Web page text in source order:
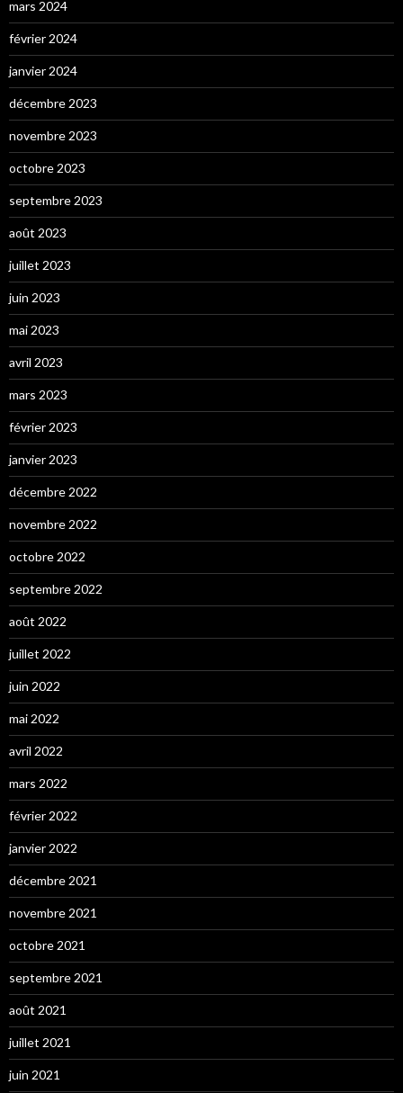
mars 2024
février 2024
janvier 2024
décembre 2023
novembre 2023
octobre 2023
septembre 2023
août 2023
juillet 2023
juin 2023
mai 2023
avril 2023
mars 2023
février 2023
janvier 2023
décembre 2022
novembre 2022
octobre 2022
septembre 2022
août 2022
juillet 2022
juin 2022
mai 2022
avril 2022
mars 2022
février 2022
janvier 2022
décembre 2021
novembre 2021
octobre 2021
septembre 2021
août 2021
juillet 2021
juin 2021